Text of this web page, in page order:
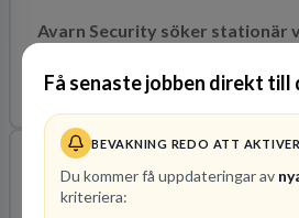
Få senaste jobben direkt till
BEVAKNING REDO ATT
Du kommer få uppdateringar av
kriteriera:
Avarn Security söker stationär
Avarn Security AB Södermanlands län
Utvecklingsingenjör/Specialist
UAS/C-UAS - Eskilstuna